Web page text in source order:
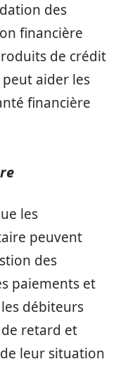
des
financière
de crédit
aider les
financière
les
peuvent
des
paiements et
débiteurs
retard et
leur situation